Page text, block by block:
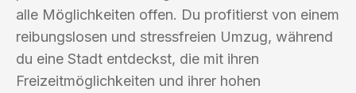
alle Möglichkeiten offen. Du profitierst von einem
reibungslosen und stressfreien Umzug, während
du eine Stadt entdeckst, die mit ihren
Freizeitmöglichkeiten und ihrer hohen